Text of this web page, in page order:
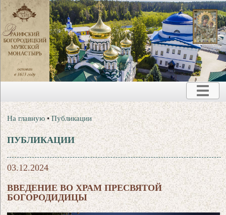
На главную •Публикации
ПУБЛИКАЦИИ
03.12.2024
ВВЕДЕНИЕ ВО ХРАМ ПРЕСВЯТОЙ
БОГОРОДИДИЦЫ